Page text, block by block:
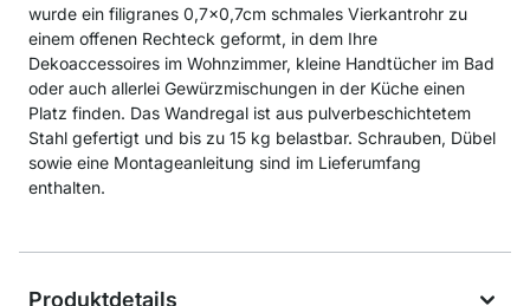
wurde ein filigranes 0,7x0,7cm schmales Vierkantrohr zu
einem offenen Rechteck geformt, in dem Ihre
Dekoaccessoires im Wohnzimmer, kleine Handtücher im Bad
oder auch allerlei Gewürzmischungen in der Küche einen
Platz finden. Das Wandregal ist aus pulverbeschichtetem
Stahl gefertigt und bis zu 15 kg belastbar. Schrauben, Dübel
sowie eine Montageanleitung sind im Lieferumfang
enthalten.
Produktdetails